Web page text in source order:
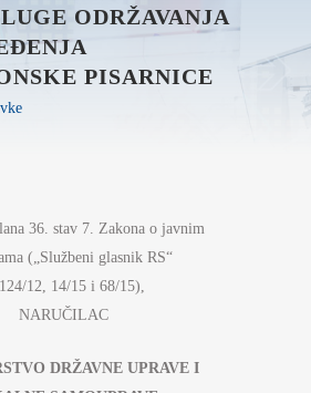
ODRŽAVANJA
PISARNICE
36. stav 7. Zakona o javnim
(„Službeni glasnik RS“
12, 14/15 i 68/15),
NARUČILAC
DRŽAVNE UPRAVE I